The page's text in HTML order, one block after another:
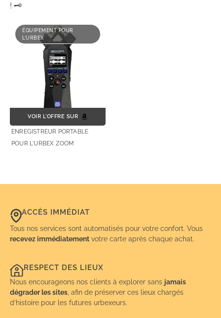
! 🗝️
ÉQUIPEMENT POUR
L’URBEX
VOIR L'OFFRE SUR
ENREGISTREUR PORTABLE
POUR L'URBEX ZOOM
ACCÈS IMMÉDIAT
Tous nos services sont automatisés pour votre confort. Vous
recevez immédiatement votre carte après chaque achat.
RESPECT DES LIEUX
Nous encourageons nos clients à explorer sans jamais
dégrader les sites , afin de préserver ces lieux chargés
d’histoire pour les futures urbexeurs.